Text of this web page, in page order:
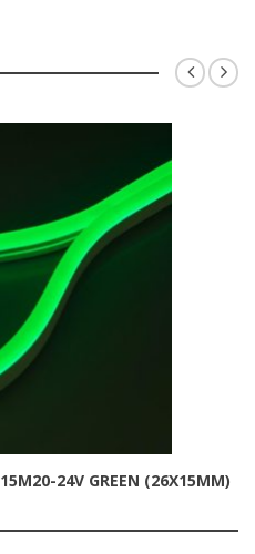
24V GREEN (26X15MM)